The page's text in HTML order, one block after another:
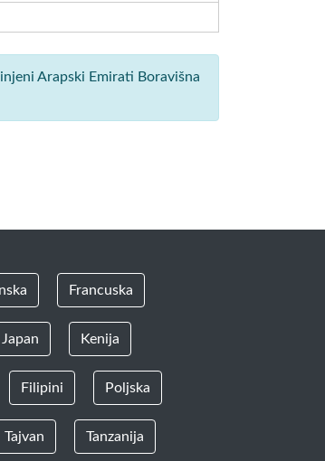
Arapski Emirati Boravišna
Francuska
Japan Kenija
Filipini Poljska
Tajvan Tanzanija